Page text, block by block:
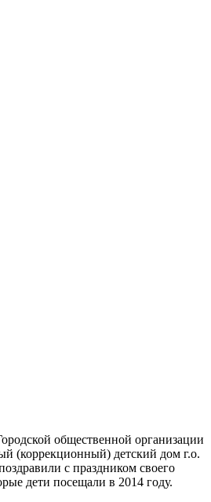
общественной организации
(коррекционный) детский дом г.о.
с праздником своего
дети посещали в 2014 году.